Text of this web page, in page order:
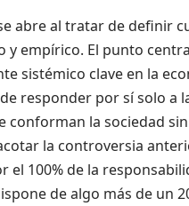
abre al tratar de definir
y empírico. El punto
sistémico clave en la
responder porsísolo a
conforman la sociedad
la controversia
el 100% de la
de algo más de un